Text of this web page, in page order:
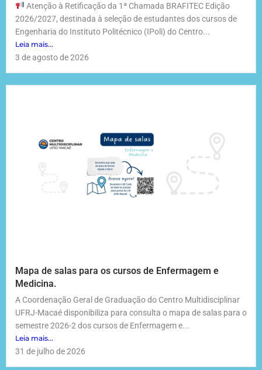
Atenção à Retificação da 1ª Chamada BRAFITEC Edição
2026/2027, destinada à seleção de estudantes dos cursos de
Engenharia do Instituto Politécnico (IPoli) do Centro...
Leia mais...
3 de agosto de 2026
Mapa de salas para os cursos de Enfermagem e
Medicina.
A Coordenação Geral de Graduação do Centro Multidisciplinar
UFRJ-Macaé disponibiliza para consulta o mapa de salas para o
semestre 2026-2 dos cursos de Enfermagem e...
Leia mais...
31 de julho de 2026